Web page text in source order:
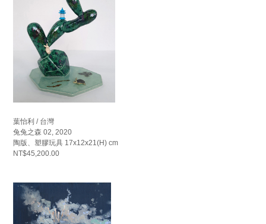
葉怡利 / 台灣
兔兔之森 02, 2020
陶版、塑膠玩具 17x12x21(H) cm
NT$45,200.00